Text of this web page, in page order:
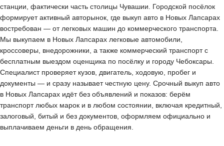
станции, фактически часть столицы Чувашии. Городской посёлок
формирует активный авторынок, где выкуп авто в Новых Лапсарах
востребован — от легковых машин до коммерческого транспорта.
Мы выкупаем в Новых Лапсарах легковые автомобили,
кроссоверы, внедорожники, а также коммерческий транспорт с
бесплатным выездом оценщика по посёлку и городу Чебоксары.
Специалист проверяет кузов, двигатель, ходовую, пробег и
документы — и сразу называет честную цену. Срочный выкуп авто
в Новых Лапсарах идёт без объявлений и показов: берём
транспорт любых марок и в любом состоянии, включая кредитный,
залоговый, битый и без документов, оформляем официально и
выплачиваем деньги в день обращения.